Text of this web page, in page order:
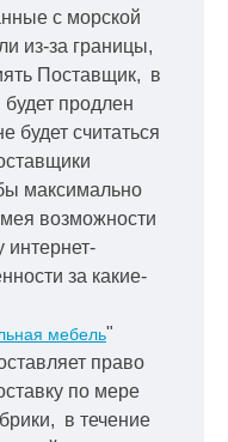
с морской
из-за границы,
Поставщик, в
будет продлен
будет считаться
максимально
возможности
интернет-
за какие-
мебель"
право
по мере
в течение